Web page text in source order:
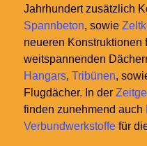
Jahrhundert zusätzlich
Spannbeton, sowie
neueren
weitspannenden
Hangars, Tribünen,
Flugdächer. In der
finden zunehmend auch
Verbundwerkstoffe für